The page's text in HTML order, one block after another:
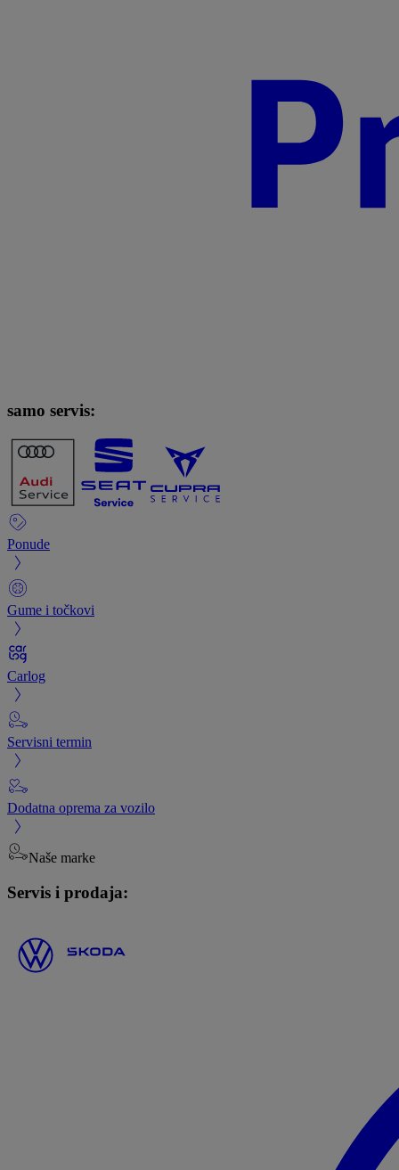
samo servis:
Ponude
Gume i točkovi
Carlog
Servisni termin
Dodatna oprema za vozilo
Naše marke
Servis i prodaja: